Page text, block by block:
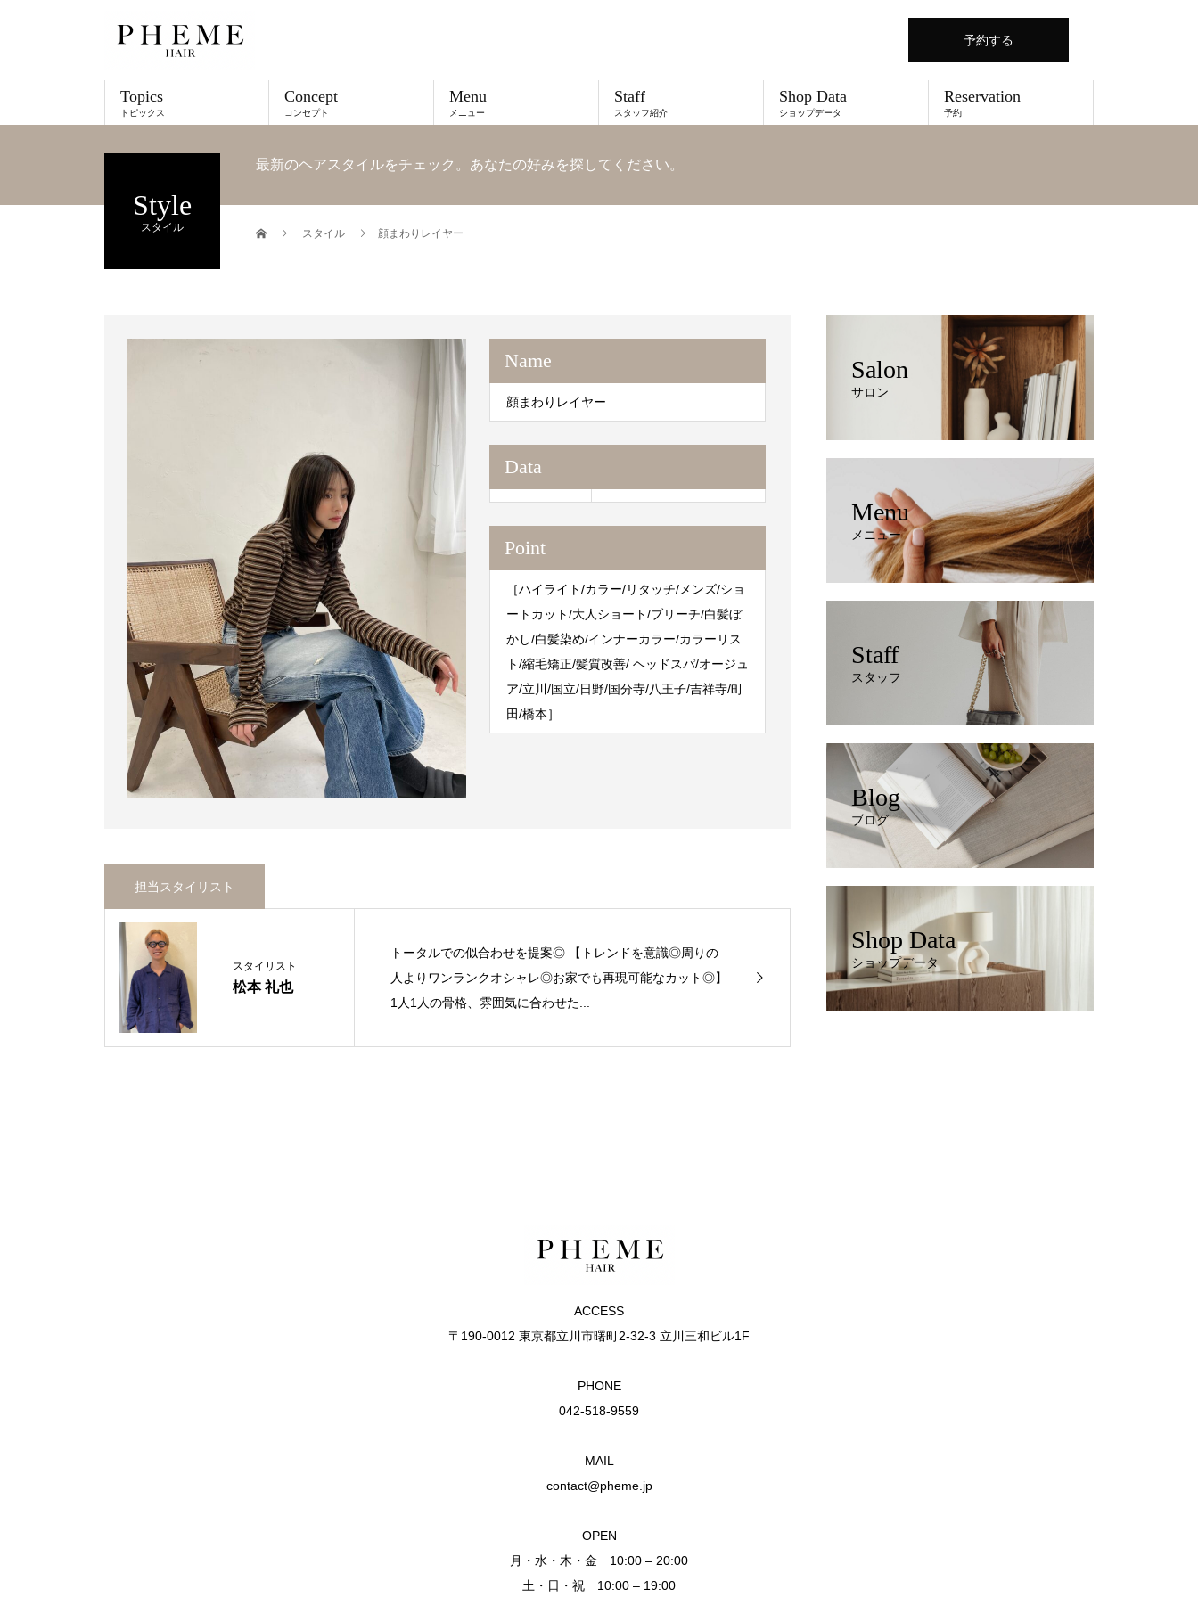
予約する
Topics
トピックス
Concept
コンセプト
Menu
メニュー
Staff
スタッフ紹介
Shop Data
ショップデータ
Reservation
予約
Style
スタイル
最新のヘアスタイルをチェック。あなたの好みを探してください。
スタイル 顔まわりレイヤー
Name
顔まわりレイヤー
Data
Point
［ハイライト/カラー/リタッチ/メンズ/ショ
ートカット/大人ショート/ブリーチ/白髪ぼ
かし/白髪染め/インナーカラー/カラーリス
ト/縮毛矯正/髪質改善/ ヘッドスパ/オージュ
ア/立川/国立/日野/国分寺/八王子/吉祥寺/町
田/橋本］
担当スタイリスト
スタイリスト
松本 礼也
トータルでの似合わせを提案◎ 【トレンドを意識◎周りの
人よりワンランクオシャレ◎お家でも再現可能なカット◎】
1人1人の骨格、雰囲気に合わせた...
Salon
サロン
Menu
メニュー
Staff
スタッフ
Blog
ブログ
Shop Data
ショップデータ
ACCESS
〒190-0012 東京都立川市曙町2-32-3 立川三和ビル1F
PHONE
042-518-9559
MAIL
contact@pheme.jp
OPEN
月・水・木・金 10:00 – 20:00
土・日・祝 10:00 – 19:00